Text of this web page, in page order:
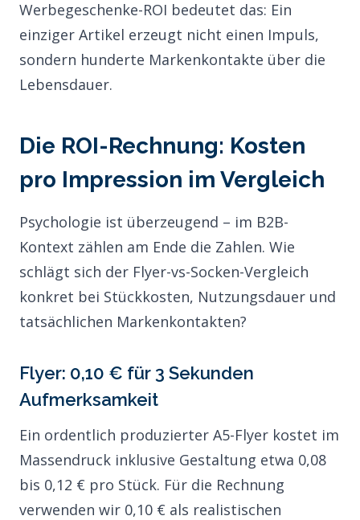
Werbegeschenke-ROI bedeutet das: Ein
einziger Artikel erzeugt nicht einen Impuls,
sondern hunderte Markenkontakte über die
Lebensdauer.
Die ROI-Rechnung: Kosten
pro Impression im Vergleich
Psychologie ist überzeugend – im B2B-
Kontext zählen am Ende die Zahlen. Wie
schlägt sich der Flyer-vs-Socken-Vergleich
konkret bei Stückkosten, Nutzungsdauer und
tatsächlichen Markenkontakten?
Flyer: 0,10 € für 3 Sekunden
Aufmerksamkeit
Ein ordentlich produzierter A5-Flyer kostet im
Massendruck inklusive Gestaltung etwa 0,08
bis 0,12 € pro Stück. Für die Rechnung
verwenden wir 0,10 € als realistischen